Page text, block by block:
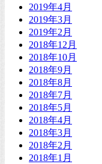
2019年4月
2019年3月
2019年2月
2018年12月
2018年10月
2018年9月
2018年8月
2018年7月
2018年5月
2018年4月
2018年3月
2018年2月
2018年1月